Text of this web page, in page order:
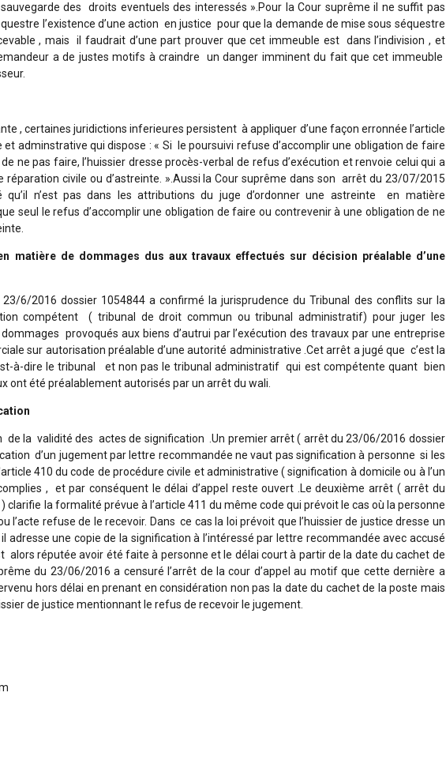
des droits eventuels des interessés ».Pour la Cour suprême il ne suffit pas
l’existence d’une action en justice pour que la demande de mise sous séquestre
, mais il faudrait d’une part prouver que cet immeuble est dans l’indivision , et
a de justes motifs à craindre un danger imminent du fait que cet immeuble
, certaines juridictions inferieures persistent à appliquer d’une façon erronnée l’article
et adminstrative qui dispose : « Si le poursuivi refuse d’accomplir une obligation de faire
ne pas faire, l’huissier dresse procès-verbal de refus d’exécution et renvoie celui qui a
réparation civile ou d’astreinte. ».Aussi la Cour suprême dans son arrêt du 23/07/2015
qu’il n’est pas dans les attributions du juge d’ordonner une astreinte en matière
seul le refus d’accomplir une obligation de faire ou contrevenir à une obligation de ne
matière de dommages dus aux travaux effectués sur décision préalable d’une
23/6/2016 dossier 1054844 a confirmé la jurisprudence du Tribunal des conflits sur la
compétent ( tribunal de droit commun ou tribunal administratif) pour juger les
provoqués aux biens d’autrui par l’exécution des travaux par une entreprise
sur autorisation préalable d’une autorité administrative .Cet arrêt a jugé que c’est la
à-dire le tribunal et non pas le tribunal administratif qui est compétente quant bien
ont été préalablement autorisés par un arrêt du wali.
de la validité des actes de signification .Un premier arrêt ( arrêt du 23/06/2016 dossier
d’un jugement par lettre recommandée ne vaut pas signification à personne si les
410 du code de procédure civile et administrative ( signification à domicile ou à l’un
, et par conséquent le délai d’appel reste ouvert .Le deuxième arrêt ( arrêt du
clarifie la formalité prévue à l’article 411 du même code qui prévoit le cas où la personne
l’acte refuse de le recevoir. Dans ce cas la loi prévoit que l’huissier de justice dresse un
adresse une copie de la signification à l’intéressé par lettre recommandée avec accusé
alors réputée avoir été faite à personne et le délai court à partir de la date du cachet de
du 23/06/2016 a censuré l’arrêt de la cour d’appel au motif que cette dernière a
hors délai en prenant en considération non pas la date du cachet de la poste mais
de justice mentionnant le refus de recevoir le jugement.